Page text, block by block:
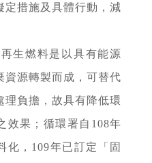
定措施及具體行動，減
生燃料是以具有能源
資源轉製而成，可替代
負擔，故具有降低環
效果； 循環署自108年
化，109年已訂定「固